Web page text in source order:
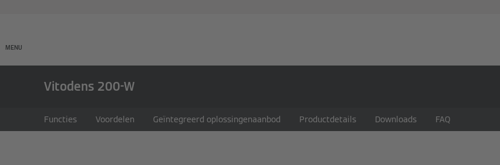
MENU
Vitodens 200-W
Functies Voordelen Geïntegreerd oplossingenaanbod Productdetails Downloads FAQ